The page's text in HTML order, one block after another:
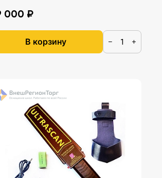
000 ₽
В корзину − +